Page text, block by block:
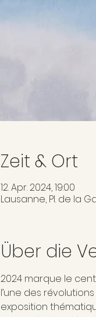
Zeit & Ort
12. Apr. 2024, 19:00
Lausanne, Pl. de la
Über die
2024 marque le
l’une des
exposition